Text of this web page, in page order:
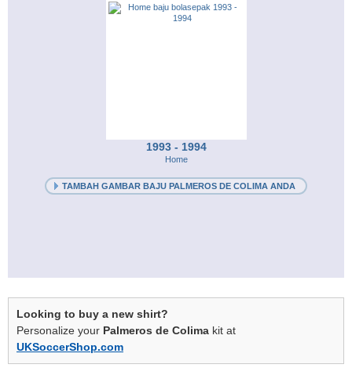
1993 - 1994
Home
TAMBAH GAMBAR BAJU PALMEROS DE COLIMA ANDA
Looking to buy a new shirt?
Personalize your Palmeros de Colima kit at
UKSoccerShop.com